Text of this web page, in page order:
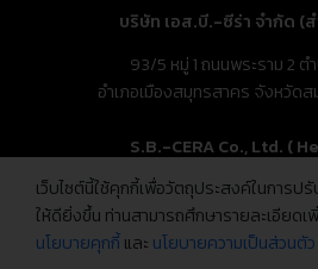
บริษัท เอส.บี.-ซีร่า จำกัด (
93/5 หมู่ 1 ถนนพระราม 2
อำเภอเมืองสมุทรสาคร จังหวัด
S.B.-CERA Co., Ltd. (
93/5 Moo.1, Rama 2 Rd.,
Mueang Samut Sakhon, Samut
เว็บไซต์นี้ใช้คุกกี้เพื่อวัตถุประสงค์ในการ
ให้ดียิ่งขึ้น ท่านสามารถศึกษารายละเอียดเ
นโยบายคุกกี้และ นโยบายความเป็นส่วนตัว